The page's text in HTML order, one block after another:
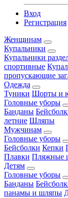
Вход
Регистрация
Женщинам
Купальники
Купальники
спортивные
пропускающие
Одежда
Туники Шорты и
Головные уборы
Банданы
летние Шляпы
Мужчинам
Головные уборы
Бейсболки Кепки
Плавки Пляжные
Детям
Головные уборы
Банданы
панамы и шляпы